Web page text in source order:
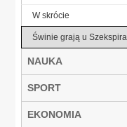
W skrócie
Świnie grają u Szekspira
NAUKA
SPORT
EKONOMIA